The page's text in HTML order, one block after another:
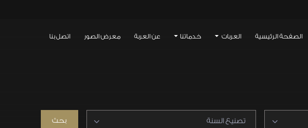
الصفحة الرئيسية العربات خدماتنا عن العربة معرض الصور اتصل بنا
تصنيع السنة